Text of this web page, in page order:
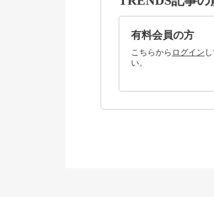
有料会員の方
こちらから ログイン
い。